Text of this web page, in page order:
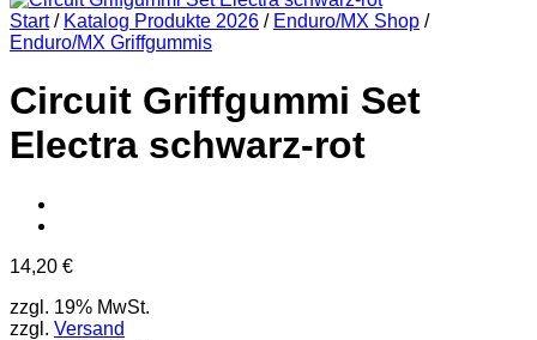
Start / Katalog Produkte 2026 / Enduro/MX Shop /
Enduro/MX Griffgummis
Circuit Griffgummi Set
Electra schwarz-rot
14,20 €
zzgl. 19% MwSt.
zzgl. Versand